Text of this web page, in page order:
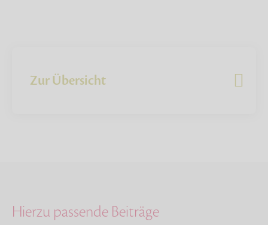
Zur Übersicht
Hierzu passende Beiträge